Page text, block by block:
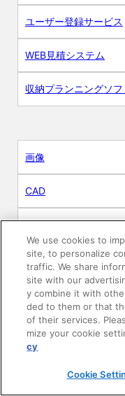
ユーザー登録サービス
WEB見積システム
収納プランニングソフ
画像
CAD
BIM用テクスチャー
図面（PDF）
申請関係認定書類
施工・取扱説明書
シミュレーションツー
We use cookies to
site, to personalize
traffic. We share
site with our
y combine it with
ded to them or that
of their services.
mize your cookie
cy
Cookie